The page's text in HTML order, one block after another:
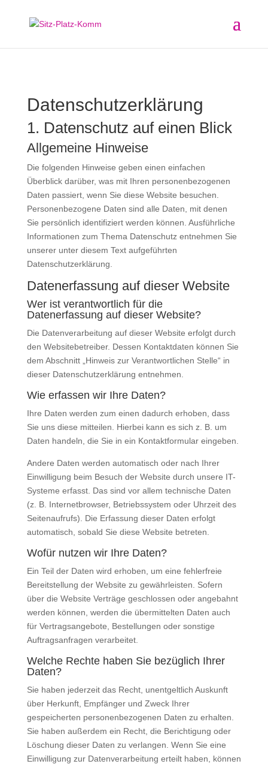
Datenschutz­erklärung
1. Datenschutz auf einen Blick
Allgemeine Hinweise
Die folgenden Hinweise geben einen einfachen
Überblick darüber, was mit Ihren personenbezogenen
Daten passiert, wenn Sie diese Website besuchen.
Personenbezogene Daten sind alle Daten, mit denen
Sie persönlich identifiziert werden können. Ausführliche
Informationen zum Thema Datenschutz entnehmen Sie
unserer unter diesem Text aufgeführten
Datenschutzerklärung.
Datenerfassung auf dieser Website
Wer ist verantwortlich für die
Datenerfassung auf dieser Website?
Die Datenverarbeitung auf dieser Website erfolgt durch
den Websitebetreiber. Dessen Kontaktdaten können Sie
dem Abschnitt „Hinweis zur Verantwortlichen Stelle“ in
dieser Datenschutzerklärung entnehmen.
Wie erfassen wir Ihre Daten?
Ihre Daten werden zum einen dadurch erhoben, dass
Sie uns diese mitteilen. Hierbei kann es sich z. B. um
Daten handeln, die Sie in ein Kontaktformular eingeben.
Andere Daten werden automatisch oder nach Ihrer
Einwilligung beim Besuch der Website durch unsere IT-
Systeme erfasst. Das sind vor allem technische Daten
(z. B. Internetbrowser, Betriebssystem oder Uhrzeit des
Seitenaufrufs). Die Erfassung dieser Daten erfolgt
automatisch, sobald Sie diese Website betreten.
Wofür nutzen wir Ihre Daten?
Ein Teil der Daten wird erhoben, um eine fehlerfreie
Bereitstellung der Website zu gewährleisten. Sofern
über die Website Verträge geschlossen oder angebahnt
werden können, werden die übermittelten Daten auch
für Vertragsangebote, Bestellungen oder sonstige
Auftragsanfragen verarbeitet.
Welche Rechte haben Sie bezüglich Ihrer
Daten?
Sie haben jederzeit das Recht, unentgeltlich Auskunft
über Herkunft, Empfänger und Zweck Ihrer
gespeicherten personenbezogenen Daten zu erhalten.
Sie haben außerdem ein Recht, die Berichtigung oder
Löschung dieser Daten zu verlangen. Wenn Sie eine
Einwilligung zur Datenverarbeitung erteilt haben, können